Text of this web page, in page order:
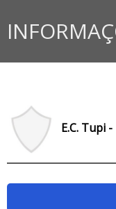
E.C. Tupi -